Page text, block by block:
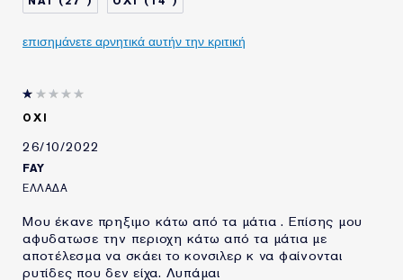
ΧΡΗΣΙΜΟΠΟΙΩ
LAUDER ΓΙΑ
επισημάνετε αρνητικά αυτήν την κριτική
ΟΧΙ
26/10/2022
FAY
ΕΛΛΆΔΑ
Μου έκανε πρηξιμο κάτω από τα μάτια . Επίσης μου
αφυδατωσε την περιοχη κάτω από τα μάτια με
αποτέλεσμα να σκάει το κονσιλερ κ να φαίνονται
ρυτίδες που δεν είχα. Λυπάμαι